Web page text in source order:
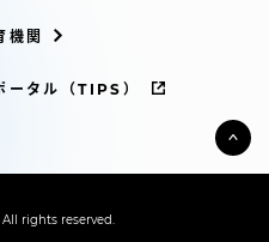
機関
ータル（TIPS）
rights reserved.